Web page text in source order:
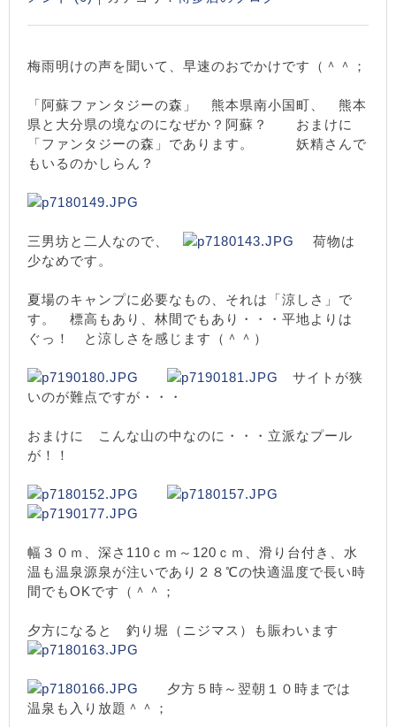
梅雨明けの声を聞いて、早速のおでかけです（＾＾；
「阿蘇ファンタジーの森」 熊本県南小国町、 熊本
県と大分県の境なのになぜか？阿蘇？ おまけに
「ファンタジーの森」であります。 妖精さんで
もいるのかしらん？
三男坊と二人なので、
荷物は
少なめです。
夏場のキャンプに必要なもの、それは「涼しさ」で
す。 標高もあり、林間でもあり・・・平地よりは
ぐっ！ と涼しさを感じます（＾＾）
サイトが狭
いのが難点ですが・・・
おまけに こんな山の中なのに・・・立派なプール
が！！
幅３０ｍ、深さ110ｃｍ～120ｃｍ、滑り台付き、水
温も温泉源泉が注いであり２８℃の快適温度で長い時
間でもOKです（＾＾；
夕方になると 釣り堀（ニジマス）も賑わいます
夕方５時～翌朝１０時までは
温泉も入り放題＾＾；